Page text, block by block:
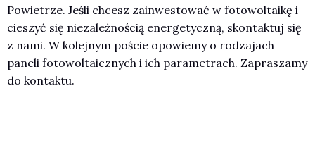
Powietrze. Jeśli chcesz zainwestować w fotowoltaikę i
cieszyć się niezależnością energetyczną, skontaktuj się
z nami. W kolejnym poście opowiemy o rodzajach
paneli fotowoltaicznych i ich parametrach. Zapraszamy
do kontaktu.